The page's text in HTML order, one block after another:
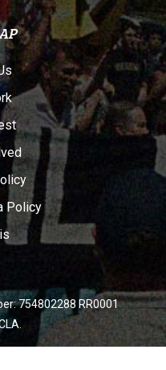
Policy
754802288 RR0001